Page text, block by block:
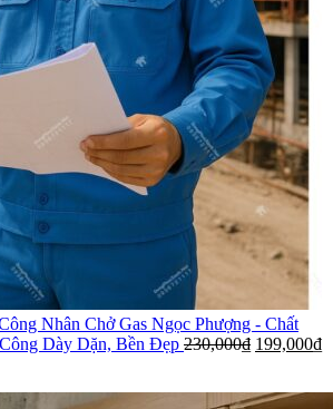
Nhân Chở Gas Ngọc Phượng - Chất
Dày Dặn, Bền Đẹp 230,000₫ 199,000₫